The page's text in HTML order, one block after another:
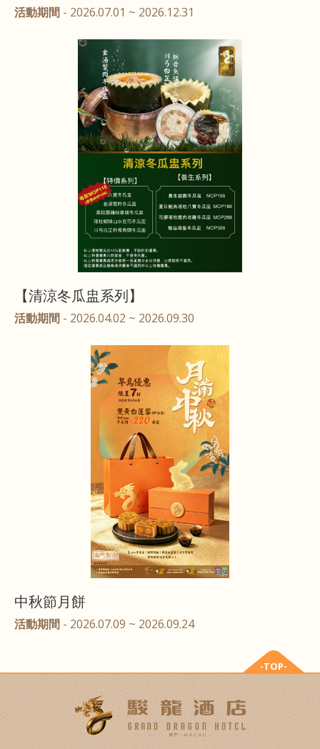
活動期間 - 2026.07.01 ~ 2026.12.31
【清涼冬瓜盅系列】
活動期間 - 2026.04.02 ~ 2026.09.30
中秋節月餅
活動期間 - 2026.07.09 ~ 2026.09.24
-TOP-